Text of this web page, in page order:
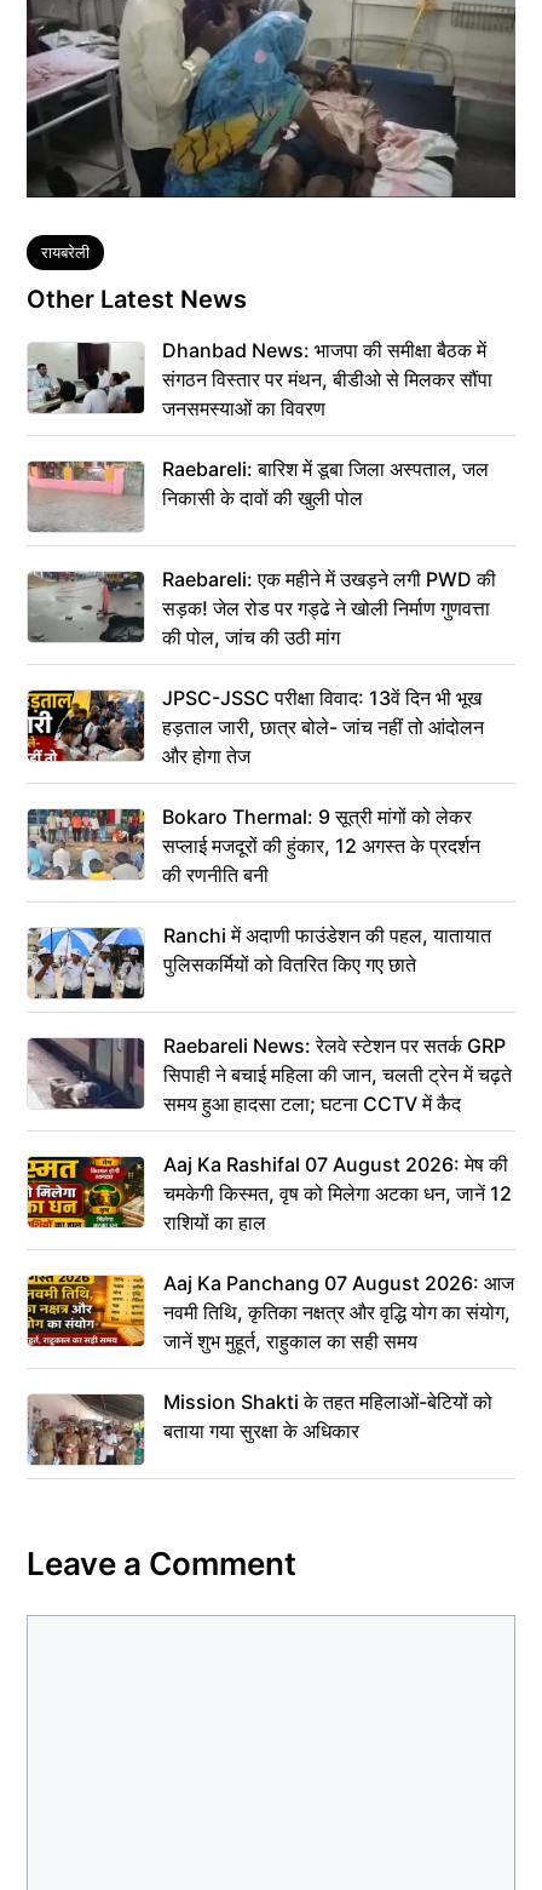
Tags
रायबरेली
Other Latest News
Dhanbad News: भाजपा की समीक्षा बैठक में
संगठन विस्तार पर मंथन, बीडीओ से मिलकर सौंपा
जनसमस्याओं का विवरण
Raebareli: बारिश में डूबा जिला अस्पताल, जल
निकासी के दावों की खुली पोल
Raebareli: एक महीने में उखड़ने लगी PWD की
सड़क! जेल रोड पर गड्ढे ने खोली निर्माण गुणवत्ता
की पोल, जांच की उठी मांग
JPSC-JSSC परीक्षा विवाद: 13वें दिन भी भूख
हड़ताल जारी, छात्र बोले- जांच नहीं तो आंदोलन
और होगा तेज
Bokaro Thermal: 9 सूत्री मांगों को लेकर
सप्लाई मजदूरों की हुंकार, 12 अगस्त के प्रदर्शन
की रणनीति बनी
Ranchi में अदाणी फाउंडेशन की पहल, यातायात
पुलिसकर्मियों को वितरित किए गए छाते
Raebareli News: रेलवे स्टेशन पर सतर्क GRP
सिपाही ने बचाई महिला की जान, चलती ट्रेन में चढ़ते
समय हुआ हादसा टला; घटना CCTV में कैद
Aaj Ka Rashifal 07 August 2026: मेष की
चमकेगी किस्मत, वृष को मिलेगा अटका धन, जानें 12
राशियों का हाल
Aaj Ka Panchang 07 August 2026: आज
नवमी तिथि, कृतिका नक्षत्र और वृद्धि योग का संयोग,
जानें शुभ मुहूर्त, राहुकाल का सही समय
Mission Shakti के तहत महिलाओं-बेटियों को
बताया गया सुरक्षा के अधिकार
Leave a Comment